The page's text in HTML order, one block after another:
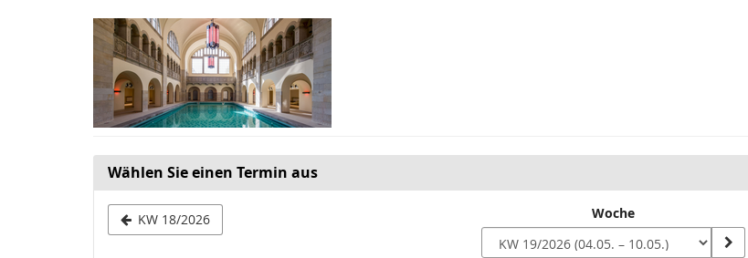
Wählen Sie einen Termin aus
KW 18/2026 Woche